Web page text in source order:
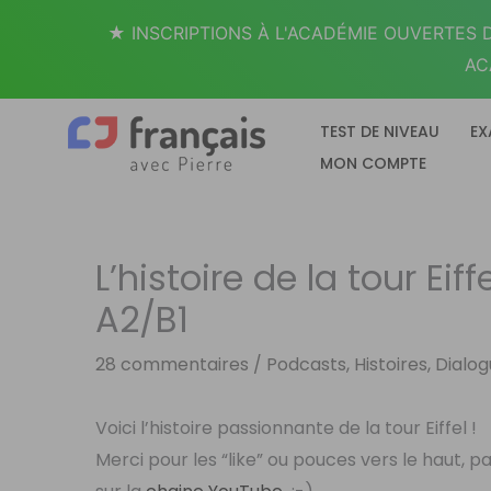
TEST DE NIVEAU
MON COMPTE
L’histoire de la tour
A2/B1
28 commentaires / Podcasts, Histoires,
Voici l’histoire passionnante de la tour Eiffel !
Merci pour les “like” ou pouces vers le
★ INSCRIPTIONS À L'ACADÉMIE